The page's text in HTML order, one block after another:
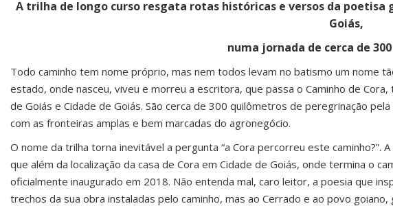
A trilha de longo curso resgata rotas históricas e versos da poetisa
Goiás,
numa jornada de cerca de
Todo caminho tem nome próprio, mas nem todos levam no batismo um nome
estado, onde nasceu, viveu e morreu a escritora, que passa o Caminho de
de Goiás e Cidade de Goiás. São cerca de 300 quilômetros de peregrinação
com as fronteiras amplas e bem marcadas do agronegócio.
O nome da trilha torna inevitável a pergunta “a Cora percorreu este
que além da localização da casa de Cora em Cidade de Goiás, onde termina o
oficialmente inaugurado em 2018. Não entenda mal, caro leitor, a poesia que
trechos da sua obra instaladas pelo caminho, mas ao Cerrado e ao povo